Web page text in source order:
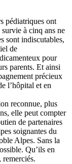
pédiatriques ont
à cinq ans ne
sont indiscutables,
de
pour
parents. Et ainsi
précieux
l’hôpital et en
reconnue, plus
elle peut compter
de partenaires
soignantes du
Alpes. Sans la
Qu’ils en
remerciés.